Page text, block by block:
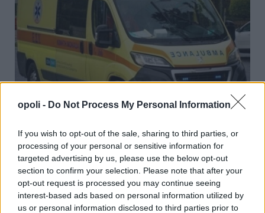
opoli - Do Not Process My Personal Information
If you wish to opt-out of the sale, sharing to third parties, or
processing of your personal or sensitive information for
targeted advertising by us, please use the below opt-out
section to confirm your selection. Please note that after your
opt-out request is processed you may continue seeing
interest-based ads based on personal information utilized by
us or personal information disclosed to third parties prior to
Πιερία: Νεκρός 33χρονος δικυκλιστής σε τροχαίο
Τετάρτη, 5 Αυγούστου 2026 6:42 ΜΜ